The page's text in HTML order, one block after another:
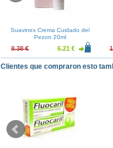
Suavinex Crema Cuidado del
Pezon 20ml
8.38 € 6.21 €
Clientes que compraron esto